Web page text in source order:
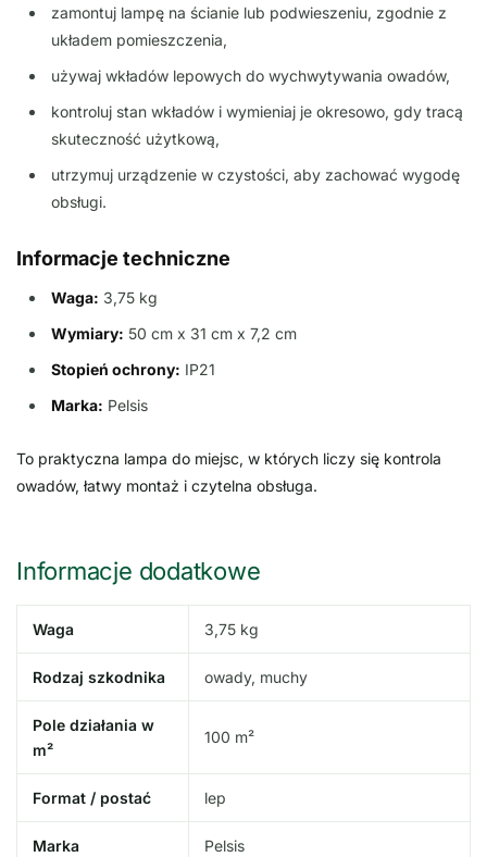
zamontuj lampę na ścianie lub podwieszeniu, zgodnie z
układem pomieszczenia,
używaj wkładów lepowych do wychwytywania owadów,
kontroluj stan wkładów i wymieniaj je okresowo, gdy tracą
skuteczność użytkową,
utrzymuj urządzenie w czystości, aby zachować wygodę
obsługi.
Informacje techniczne
Waga: 3,75 kg
Wymiary: 50 cm x 31 cm x 7,2 cm
Stopień ochrony: IP21
Marka: Pelsis
To praktyczna lampa do miejsc, w których liczy się kontrola
owadów, łatwy montaż i czytelna obsługa.
Informacje dodatkowe
Waga 3,75 kg
Rodzaj szkodnika owady, muchy
Pole działania w
m²
100 m²
Format / postać lep
Marka Pelsis